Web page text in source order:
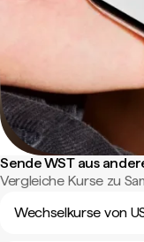
Sende WST aus
Vergleiche Kurse zu
Wechselkurse von